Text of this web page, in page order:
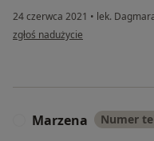
24 czerwca 2021 • lek.
w opinii użytkownika Małgorzata
zgłoś nadużycie
Marzena Numer